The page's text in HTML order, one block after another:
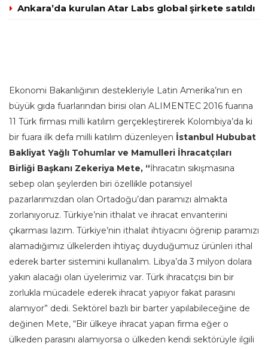
Ankara’da kurulan Atar Labs global şirkete satıldı
Ekonomi Bakanlığının destekleriyle Latin Amerika’nın en
büyük gıda fuarlarından birisi olan ALIMENTEC 2016 fuarına
11 Türk firması milli katılım gerçekleştirerek Kolombiya’da ki
bir fuara ilk defa milli katılım düzenleyen İstanbul Hububat
Bakliyat Yağlı Tohumlar ve Mamulleri İhracatçıları
Birliği Başkanı Zekeriya Mete, “İhracatın sıkışmasına
sebep olan şeylerden biri özellikle potansiyel
pazarlarımızdan olan Ortadoğu’dan paramızı almakta
zorlanıyoruz. Türkiye’nin ithalat ve ihracat envanterini
çıkarması lazım. Türkiye’nin ithalat ihtiyacını öğrenip paramızı
alamadığımız ülkelerden ihtiyaç duyduğumuz ürünleri ithal
ederek barter sistemini kullanalım. Libya’da 3 milyon dolara
yakın alacağı olan üyelerimiz var. Türk ihracatçısı bin bir
zorlukla mücadele ederek ihracat yapıyor fakat parasını
alamıyor” dedi. Sektörel bazlı bir barter yapılabileceğine de
değinen Mete, “Bir ülkeye ihracat yapan firma eğer o
ülkeden parasını alamıyorsa o ülkeden kendi sektörüyle ilgili